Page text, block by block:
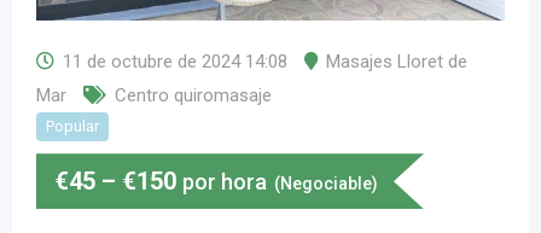
11 de octubre de 2024 14:08
Masajes Lloret de
Mar
Centro quiromasaje
Popular
€45 – €150 por hora (Negociable)